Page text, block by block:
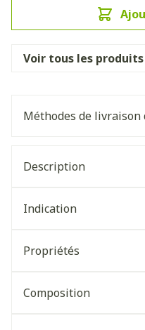
Voir tous les produits
Méthodes de
Description
Indication
Propriétés
Composition